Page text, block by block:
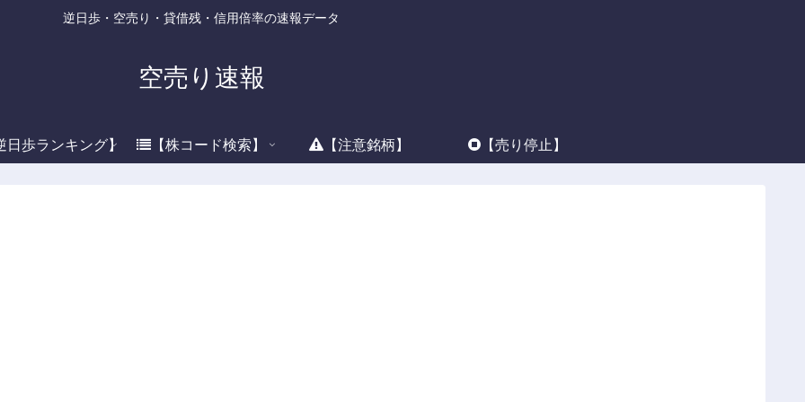
逆日歩・空売り・貸借残・信用倍率の速報データ
空売り速報
日歩ランキング】 【株コード検索】 【注意銘柄】 【売り停止】